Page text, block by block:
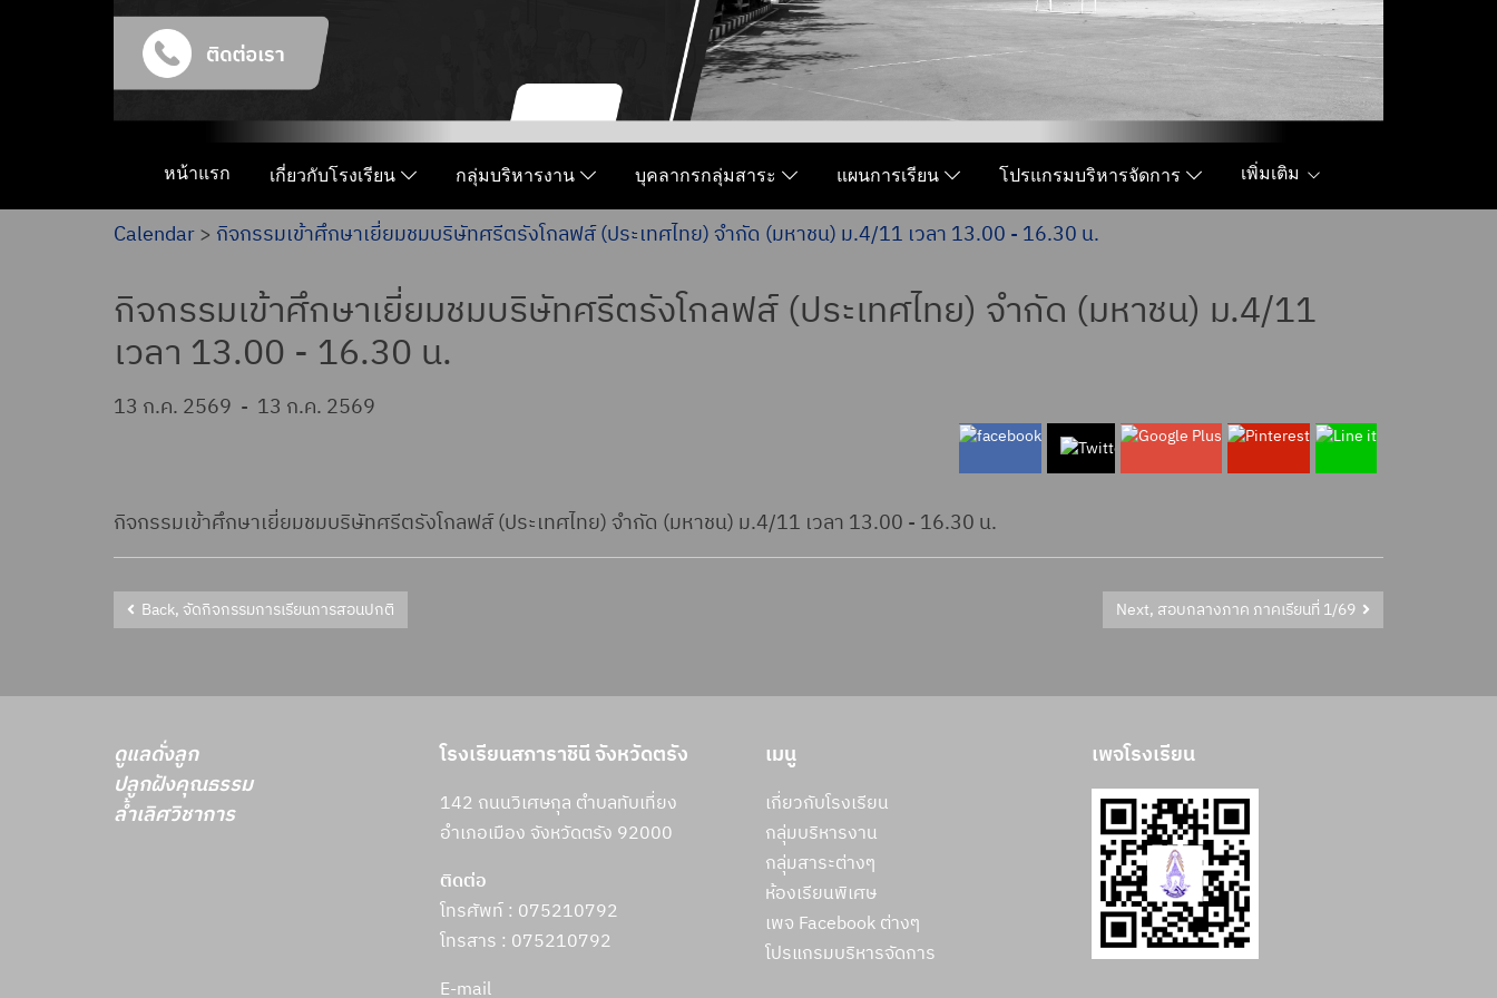
หน้าแรก เกี่ยวกับโรงเรียน กลุ่มบริหารงาน บุคลากรกลุ่มสาระ แผนการเรียน โปรแกรมบริหารจัดการ เพิ่มเติม
Calendar> กิจกรรมเข้าศึกษาเยี่ยมชมบริษัทศรีตรังโกลฟส์ (ประเทศไทย) จำกัด (มหาชน) ม.4/11 เวลา 13.00 - 16.30 น.
กิจกรรมเข้าศึกษาเยี่ยมชมบริษัทศรีตรังโกลฟส์ (ประเทศไทย) จำกัด (มหาชน) ม.4/11
เวลา 13.00 - 16.30 น.
13 ก.ค. 2569 - 13 ก.ค. 2569
กิจกรรมเข้าศึกษาเยี่ยมชมบริษัทศรีตรังโกลฟส์ (ประเทศไทย) จำกัด (มหาชน) ม.4/11 เวลา 13.00 - 16.30 น.
Back, จัดกิจกรรมการเรียนการสอนปกติ Next, สอบกลางภาค ภาคเรียนที่ 1/69
ดูแลดั่งลูก
ปลูกฝังคุณธรรม
ล้ำเลิศวิชาการ
โรงเรียนสภาราชินี จังหวัดตรัง
142 ถนนวิเศษกุล ตำบลทับเที่ยง
อำเภอเมือง จังหวัดตรัง 92000
ติดต่อ
โทรศัพท์ : 075210792
โทรสาร : 075210792
E-mail
เมนู
เกี่ยวกับโรงเรียน
กลุ่มบริหารงาน
กลุ่มสาระต่างๆ
ห้องเรียนพิเศษ
เพจ Facebook ต่างๆ
โปรแกรมบริหารจัดการ
เพจโรงเรียน